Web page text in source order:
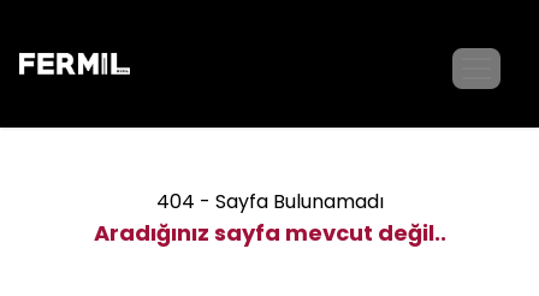
404 - Sayfa Bulunamadı
Aradığınız sayfa mevcut değil..